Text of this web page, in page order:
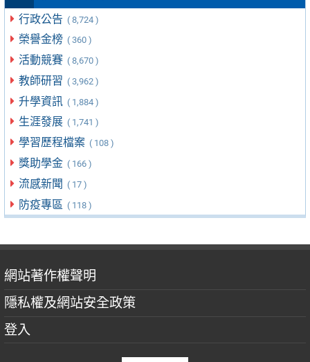
行政公告 ( 8,724 )
榮譽金榜 ( 360 )
活動競賽 ( 8,670 )
教師研習 ( 3,962 )
升學資訊 ( 1,884 )
生涯發展 ( 1,741 )
學習歷程檔案 ( 108 )
獎助學金 ( 166 )
流感新聞 ( 17 )
防疫專區 ( 118 )
網站著作權聲明
隱私權及網站安全政策
登入